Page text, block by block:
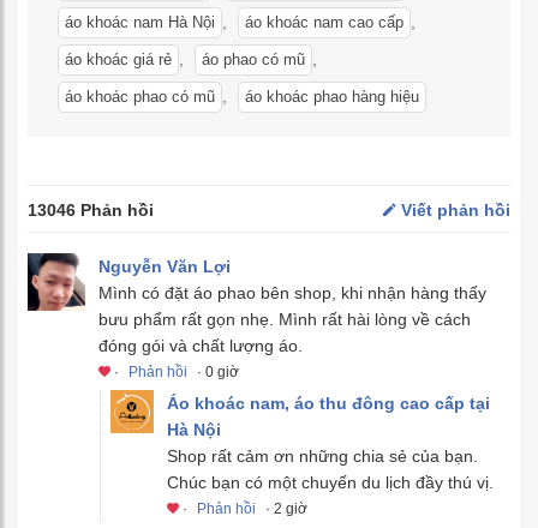
áo khoác nam Hà Nội áo khoác nam cao cấp
áo khoác giá rẻ áo phao có mũ
áo khoác phao có mũ áo khoác phao hàng hiệu
13046 Phản hồi Viết phản hồi
Nguyễn Văn Lợi
Mình có đặt áo phao bên shop, khi nhận hàng thấy
bưu phẩm rất gọn nhẹ. Mình rất hài lòng về cách
đóng gói và chất lượng áo.
· Phản hồi · 0 giờ
Áo khoác nam, áo thu đông cao cấp tại
Hà Nội
Shop rất cảm ơn những chia sẻ của bạn.
Chúc bạn có một chuyến du lịch đầy thú vị.
· Phản hồi · 2 giờ